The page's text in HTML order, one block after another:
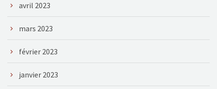
avril 2023
mars 2023
février 2023
janvier 2023